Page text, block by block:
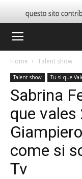
Home Talent show
Talent show Tu si que
Sabrina
que
come si
Tv